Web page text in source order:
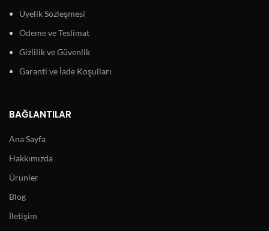
Üyelik Sözleşmesi
Ödeme ve Teslimat
Gizlilik ve Güvenlik
Garanti ve İade Koşulları
BAĞLANTILAR
Ana Sayfa
Hakkımızda
Ürünler
Blog
İletişim